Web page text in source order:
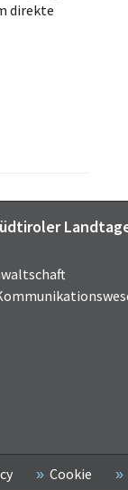
direkte
Cookie